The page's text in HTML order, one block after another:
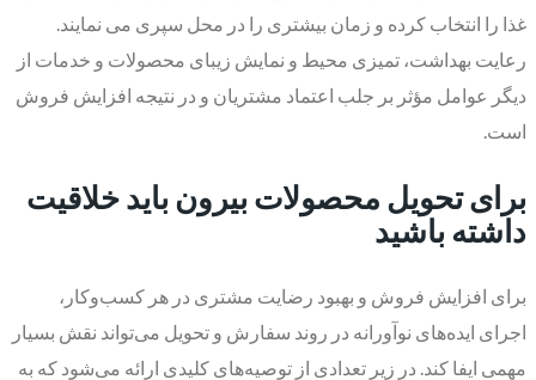
غذا را انتخاب کرده و زمان بیشتری را در محل سپری می نمایند.
رعایت بهداشت، تمیزی محیط و نمایش زیبای محصولات و خدمات از
دیگر عوامل مؤثر بر جلب اعتماد مشتریان و در نتیجه افزایش فروش
است.
برای تحویل محصولات بیرون باید خلاقیت
داشته باشید
برای افزایش فروش و بهبود رضایت مشتری در هر کسب‌وکار،
اجرای ایده‌های نوآورانه در روند سفارش و تحویل می‌تواند نقش بسیار
مهمی ایفا کند. در زیر تعدادی از توصیه‌های کلیدی ارائه می‌شود که به